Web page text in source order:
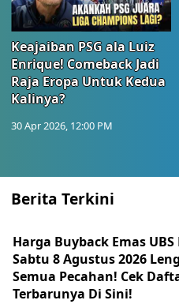
Keajaiban PSG ala Luiz
Enrique! Comeback Jadi
Raja Eropa Untuk Kedua
Kalinya?
30 Apr 2026, 12:00 PM
Berita Terkini
Harga Buyback Emas
Sabtu 8 Agustus 2026
Semua Pecahan! Cek
Terbarunya Di Sini!